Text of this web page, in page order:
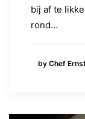
bij af te
rond…
by Chef Ernst